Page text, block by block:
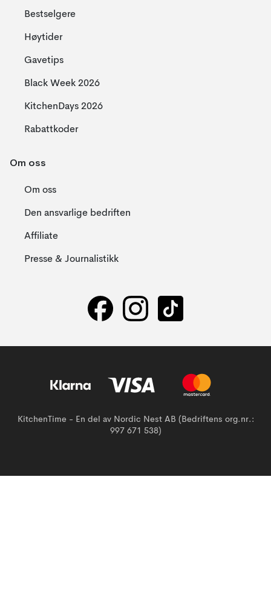
Bestselgere
Høytider
Gavetips
Black Week 2026
KitchenDays 2026
Rabattkoder
Om oss
Om oss
Den ansvarlige bedriften
Affiliate
Presse & Journalistikk
KitchenTime - En del av Nordic Nest AB (Bedriftens org.nr.:
997 671 538)